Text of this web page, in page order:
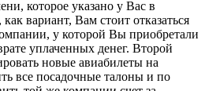
которое указано у Вас в
вариант, Вам стоит отказаться
у которой Вы приобретали
уплаченных денег. Второй
новые авиабилеты на
все посадочные талоны и по